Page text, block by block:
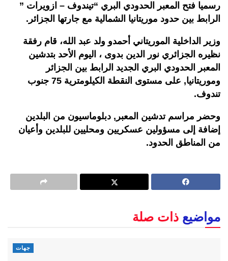
رسميا فتح المعبر الحدودي البري “تيندوف – ازويرات ”
الرابط بين حدود موريتانيا الشمالية مع جارتها الجزائر.
وزير الداخلية الموريتاني أحمدو ولد عبد الله، قام رفقة
نظيره الجزائري نور الدين بدوى ، اليوم الأحد بتدشين
المعبر الحدودي البري الجديد الرابط بين الجزائر
وموريتانيا, على مستوى النقطة الكيلومترية 75 جنوب
تندوف.
وحضر مراسم تدشين المعبر, دبلوماسيون من البلدين
إضافة إلى مسؤولين عسكريين ومحليين للبلدين وأعيان
من المناطق الحدود.
مواضيع ذات صلة
جهات